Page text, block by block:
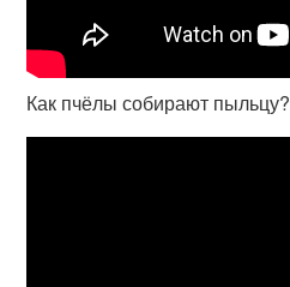
Как пчёлы собирают пыльцу?